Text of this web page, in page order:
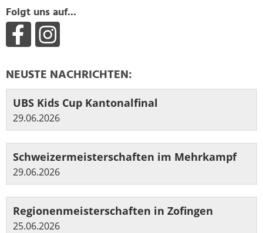
Folgt uns auf...
NEUSTE NACHRICHTEN:
UBS Kids Cup Kantonalfinal
29.06.2026
Schweizermeisterschaften im Mehrkampf
29.06.2026
Regionenmeisterschaften in Zofingen
25.06.2026